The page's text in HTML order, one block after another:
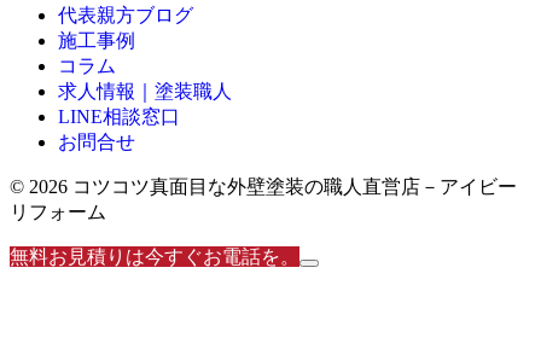
代表親方ブログ
施工事例
コラム
求人情報｜塗装職人
LINE相談窓口
お問合せ
© 2026 コツコツ真面目な外壁塗装の職人直営店－アイビー
リフォーム
無料お見積りは今すぐお電話を。